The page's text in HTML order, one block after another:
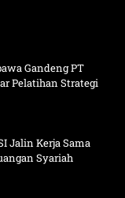
Gandeng PT
Pelatihan Strategi
Jalin Kerja Sama
Syariah